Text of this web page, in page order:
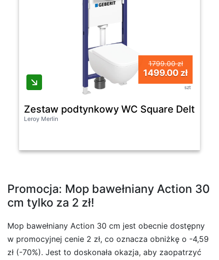
1799.00 zł
1499.00 zł
szt
Zestaw podtynkowy WC Square Delta
Leroy Merlin
Promocja: Mop bawełniany Action 30
cm tylko za 2 zł!
Mop bawełniany Action 30 cm jest obecnie dostępny
w promocyjnej cenie 2 zł, co oznacza obniżkę o -4,59
zł (-70%). Jest to doskonała okazja, aby zaopatrzyć